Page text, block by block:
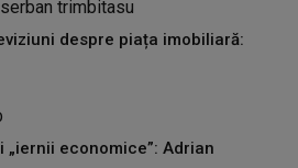
despre piața imobiliară:
„iernii economice”: Adrian